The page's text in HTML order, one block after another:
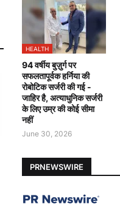
HEALTH
94 वर्षीय बुज़ुर्ग पर
सफलतापूर्वक हर्निया की
रोबोटिक सर्जरी की गई -
जाहिर है, अत्याधुनिक सर्जरी
के लिए उम्र की कोई सीमा
नहीं
June 30, 2026
PRNEWSWIRE